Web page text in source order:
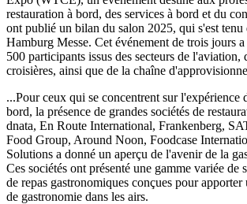
restauration à bord, des services à bord et du
ont publié un bilan du salon 2025, qui s'est
Hamburg Messe. Cet événement de trois jours
500 participants issus des secteurs de l'aviation,
croisières, ainsi que de la chaîne
...Pour ceux qui se concentrent sur l'expérience
bord, la présence de grandes sociétés de
dnata, En Route International, Frankenberg,
Food Group, Around Noon, Foodcase
Solutions a donné un aperçu de l'avenir de la
Ces sociétés ont présenté une gamme variée de
de repas gastronomiques conçues pour
de gastronomie dans les airs.